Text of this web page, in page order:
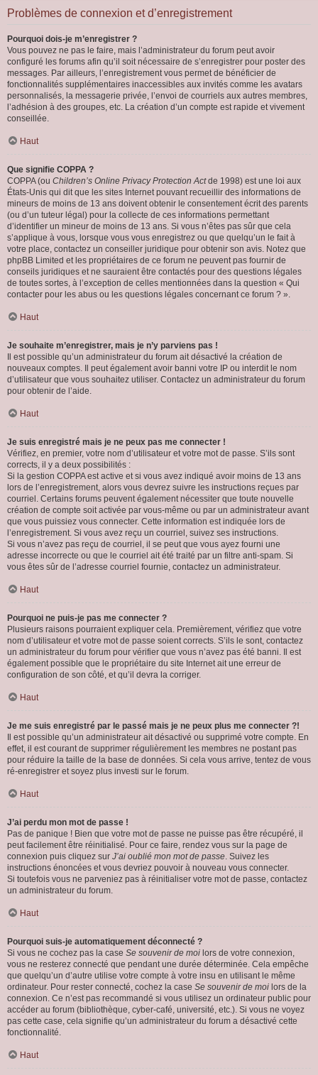
Problèmes de connexion et d’enregistrement
Pourquoi dois-je m’enregistrer ?
Vous pouvez ne pas le faire, mais l’administrateur du forum peut avoir
configuré les forums afin qu’il soit nécessaire de s’enregistrer pour poster des
messages. Par ailleurs, l’enregistrement vous permet de bénéficier de
fonctionnalités supplémentaires inaccessibles aux invités comme les avatars
personnalisés, la messagerie privée, l’envoi de courriels aux autres membres,
l’adhésion à des groupes, etc. La création d’un compte est rapide et vivement
conseillée.
Haut
Que signifie COPPA ?
COPPA (ou Children’s Online Privacy Protection Actde 1998) est une loi aux
États-Unis qui dit que les sites Internet pouvant recueillir des informations de
mineurs de moins de 13 ans doivent obtenir le consentement écrit des parents
(ou d’un tuteur légal) pour la collecte de ces informations permettant
d’identifier un mineur de moins de 13 ans. Si vous n’êtes pas sûr que cela
s’applique à vous, lorsque vous vous enregistrez ou que quelqu’un le fait à
votre place, contactez un conseiller juridique pour obtenir son avis. Notez que
phpBB Limited et les propriétaires de ce forum ne peuvent pas fournir de
conseils juridiques et ne sauraient être contactés pour des questions légales
de toutes sortes, à l’exception de celles mentionnées dans la question « Qui
contacter pour les abus ou les questions légales concernant ce forum ? ».
Haut
Je souhaite m’enregistrer, mais je n’y parviens pas !
Il est possible qu’un administrateur du forum ait désactivé la création de
nouveaux comptes. Il peut également avoir banni votre IP ou interdit le nom
d’utilisateur que vous souhaitez utiliser. Contactez un administrateur du forum
pour obtenir de l’aide.
Haut
Je suis enregistré mais je ne peux pas me connecter !
Vérifiez, en premier, votre nom d’utilisateur et votre mot de passe. S’ils sont
corrects, il y a deux possibilités :
Si la gestion COPPA est active et si vous avez indiqué avoir moins de 13 ans
lors de l’enregistrement, alors vous devrez suivre les instructions reçues par
courriel. Certains forums peuvent également nécessiter que toute nouvelle
création de compte soit activée par vous-même ou par un administrateur avant
que vous puissiez vous connecter. Cette information est indiquée lors de
l’enregistrement. Si vous avez reçu un courriel, suivez ses instructions.
Si vous n’avez pas reçu de courriel, il se peut que vous ayez fourni une
adresse incorrecte ou que le courriel ait été traité par un filtre anti-spam. Si
vous êtes sûr de l’adresse courriel fournie, contactez un administrateur.
Haut
Pourquoi ne puis-je pas me connecter ?
Plusieurs raisons pourraient expliquer cela. Premièrement, vérifiez que votre
nom d’utilisateur et votre mot de passe soient corrects. S’ils le sont, contactez
un administrateur du forum pour vérifier que vous n’avez pas été banni. Il est
également possible que le propriétaire du site Internet ait une erreur de
configuration de son côté, et qu’il devra la corriger.
Haut
Je me suis enregistré par le passé mais je ne peux plus me connecter ?!
Il est possible qu’un administrateur ait désactivé ou supprimé votre compte. En
effet, il est courant de supprimer régulièrement les membres ne postant pas
pour réduire la taille de la base de données. Si cela vous arrive, tentez de vous
ré-enregistrer et soyez plus investi sur le forum.
Haut
J’ai perdu mon mot de passe !
Pas de panique ! Bien que votre mot de passe ne puisse pas être récupéré, il
peut facilement être réinitialisé. Pour ce faire, rendez vous sur la page de
connexion puis cliquez sur J’ai oublié mon mot de passe. Suivez les
instructions énoncées et vous devriez pouvoir à nouveau vous connecter.
Si toutefois vous ne parveniez pas à réinitialiser votre mot de passe, contactez
un administrateur du forum.
Haut
Pourquoi suis-je automatiquement déconnecté ?
Si vous ne cochez pas la case Se souvenir de moi lors de votre connexion,
vous ne resterez connecté que pendant une durée déterminée. Cela empêche
que quelqu’un d’autre utilise votre compte à votre insu en utilisant le même
ordinateur. Pour rester connecté, cochez la case Se souvenir de moi lors de la
connexion. Ce n’est pas recommandé si vous utilisez un ordinateur public pour
accéder au forum (bibliothèque, cyber-café, université, etc.). Si vous ne voyez
pas cette case, cela signifie qu’un administrateur du forum a désactivé cette
fonctionnalité.
Haut